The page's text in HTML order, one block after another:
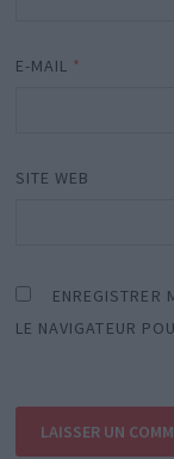
E-MAIL *
SITE WEB
ENREGISTRER
LE NAVIGATEUR